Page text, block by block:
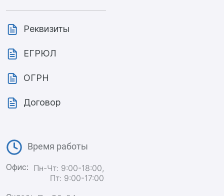
Реквизиты
ЕГРЮЛ
ОГРН
Договор
Время работы
Офис: Пн-Чт: 9:00-18:00,
Пт: 9:00-17:00